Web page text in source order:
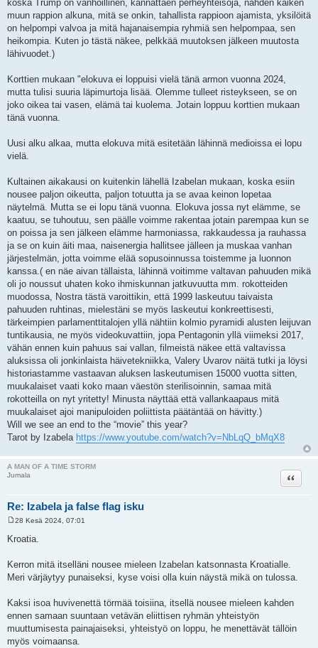
koska Trump on vanhoillinen, kannattaen perheyhteisöjä, nähden kaiken
muun rappion alkuna, mitä se onkin, tahallista rappioon ajamista, yksilöitä
on helpompi valvoa ja mitä hajanaisempia ryhmiä sen helpompaa, sen
heikompia. Kuten jo tästä näkee, pelkkää muutoksen jälkeen muutosta
lähivuodet.)
Korttien mukaan "elokuva ei loppuisi vielä tänä armon vuonna 2024,
mutta tulisi suuria läpimurtoja lisää. Olemme tulleet risteykseen, se on
joko oikea tai vasen, elämä tai kuolema. Jotain loppuu korttien mukaan
tänä vuonna.
Uusi alku alkaa, mutta elokuva mitä esitetään lähinnä medioissa ei lopu
vielä.
Kultainen aikakausi on kuitenkin lähellä Izabelan mukaan, koska esiin
nousee paljon oikeutta, paljon totuutta ja se avaa keinon lopetaa
näytelmä. Mutta se ei lopu tänä vuonna. Elokuva jossa nyt elämme, se
kaatuu, se tuhoutuu, sen päälle voimme rakentaa jotain parempaa kun se
on poissa ja sen jälkeen elämme harmoniassa, rakkaudessa ja rauhassa
ja se on kuin äiti maa, naisenergia hallitsee jälleen ja muskaa vanhan
järjestelmän, jotta voimme elää sopusoinnussa toistemme ja luonnon
kanssa.( en näe aivan tällaista, lähinnä voitimme valtavan pahuuden mikä
oli jo noussut uhaten koko ihmiskunnan jatkuvuutta mm. rokotteiden
muodossa, Nostra tästä varoittikin, että 1999 laskeutuu taivaista
pahuuden ruhtinas, mielestäni se myös laskeutui konkreettisesti,
tärkeimpien parlamenttitalojen yllä nähtiin kolmio pyramidi alusten leijuvan
tuntikausia, ne myös videokuvattiin, jopa Pentagonin yllä viimeksi 2017,
vähän ennen kuin pahuus sai vallan, filmeistä näkee että valtavissa
aluksissa oli jonkinlaista häivetekniikka, Valery Uvarov näitä tutki ja löysi
historiastamme vastaavan aluksen laskeutumisen 15000 vuotta sitten,
muukalaiset vaati koko maan väestön sterilisoinnin, samaa mitä
rokotteilla on nyt yritetty! Minusta näyttää että vallankaapaus mitä
muukalaiset ajoi manipuloiden poliittista päätäntää on hävitty.)
Will we see an end to the “movie” this year?
Tarot by Izabela https://www.youtube.com/watch?v=NbLqQ_bMqX8
A MAN OF A TIME STORM
Jumala
Re: Izabela ja false flag isku
Lainaa
e
i
28 Kesä 2024, 07:01
Kroatia.
Kerron mitä itselläni nousee mieleen Izabelan katsonnasta Kroatialle.
Meri värjäytyy punaiseksi, kyse voisi olla kuin näystä mikä on tulossa.
Kaksi isoa huvivenettä törmää toisiina, itsellä nousee mieleen kahden
ennen samaan suuntaan vetävän eliittisen ryhmän yhteistyön
muuttumisesta painajaiseksi, yhteistyö on loppu, he menettävät tällöin
myös voimaansa.